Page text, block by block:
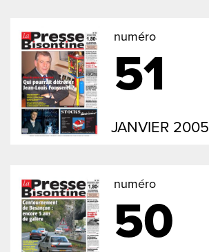
JANVIER 2005
numéro
51
numéro
50